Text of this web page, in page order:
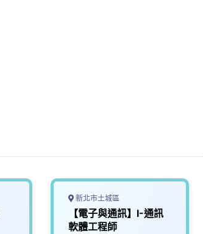
新北市土城區
【電子與通訊】I-通訊
軟體工程師